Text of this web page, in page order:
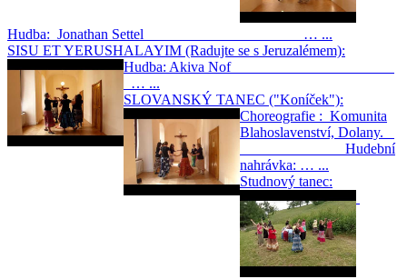
Hudba: Jonathan Settel … ...
SISU ET YERUSHALAYIM (Radujte se s Jeruzalémem):
Hudba: Akiva Nof
… ...
SLOVANSKÝ TANEC ("Koníček"):
Choreografie : Komunita
Blahoslavenství, Dolany.
Hudební
nahrávka: … ...
Studnový tanec: